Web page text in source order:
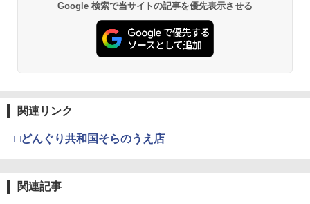
Google 検索で当サイトの記事を優先表示させる
関連リンク
□どんぐり共和国そらのうえ店
関連記事